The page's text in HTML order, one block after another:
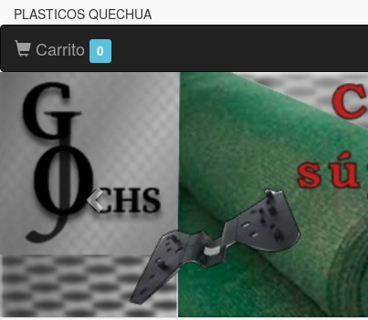
PLASTICOS QUECHUA
Carrito 0